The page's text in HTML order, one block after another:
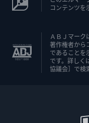
コンテンツを
ＡＢＪマーク
著作権者から
であることを
です。詳しく
協議会］で検